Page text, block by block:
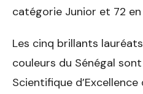
catégorie Junior et 72
Les cinq brillants
couleurs du Sénégal
Scientifique